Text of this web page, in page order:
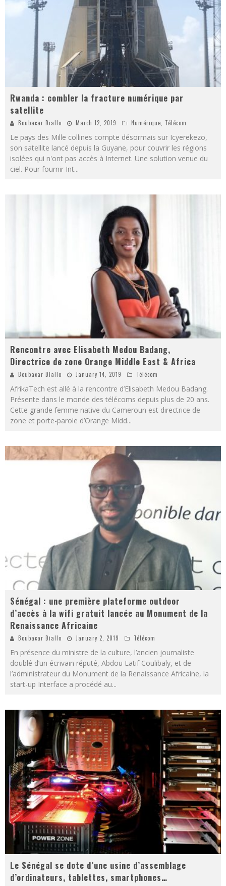
Rwanda : combler la fracture numérique par
satellite
Boubacar Diallo March 12, 2019 Numérique Télécom
Le pays des Mille collines compte désormais sur Icyerekezo,
son satellite lancé depuis la Guyane, pour couvrir les régions
isolées qui n'ont pas accès à Internet. Une solution venue du
ciel. Pour fournir Int...
Rencontre avec Elisabeth Medou Badang,
Directrice de zone Orange Middle East & Africa
Boubacar Diallo January 14, 2019 Télécom
AfrikaTech est allé à la rencontre d’Elisabeth Medou Badang.
Présente dans le monde des télécoms depuis plus de 20 ans.
Cette grande femme native du Cameroun est directrice de
zone et porte-parole d’Orange Midd...
Sénégal : une première plateforme outdoor
d’accès à la wifi gratuit lancée au Monument de la
Renaissance Africaine
Boubacar Diallo January 2, 2019 Télécom
En présence du ministre de la culture, l’ancien journaliste
doublé d’un écrivain réputé, Abdou Latif Coulibaly, et de
l’administrateur du Monument de la Renaissance Africaine, la
start-up Interface a procédé au...
Le Sénégal se dote d’une usine d’assemblage
d’ordinateurs, tablettes, smartphones…